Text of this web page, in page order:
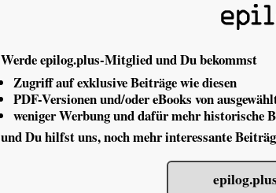
Werde epilog.plus-Mitglied und Du bekommst
Zugriff auf exklusive Beiträge wie diesen
PDF-Versionen und/oder eBooks von
weniger Werbung und dafür mehr historische
und Du hilfst uns, noch mehr interessante